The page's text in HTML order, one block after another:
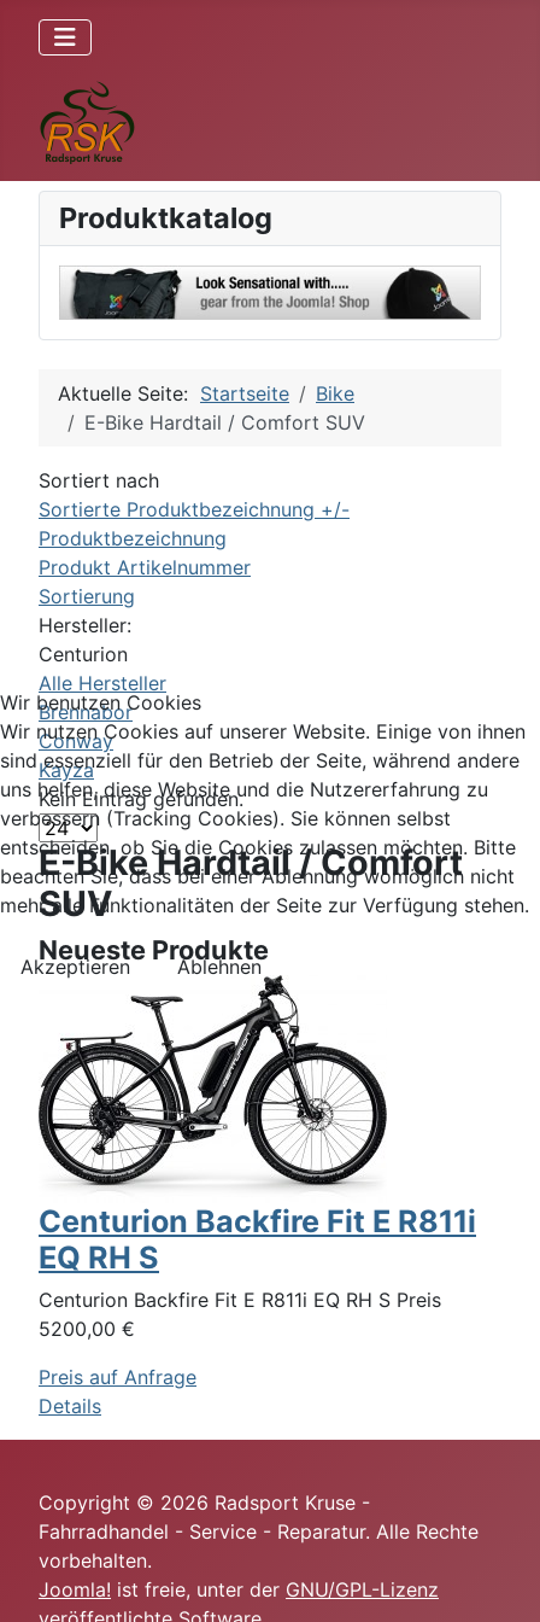
Produktkatalog
Aktuelle Seite: Startseite
Bike
E-Bike Hardtail / Comfort SUV
Sortiert nach
Sortierte Produktbezeichnung +/-
Produktbezeichnung
Produkt Artikelnummer
Sortierung
Hersteller:
Centurion
Alle Hersteller
Brennabor
Conway
Kayza
Kein Eintrag gefunden.
E-Bike Hardtail / Comfort
SUV
Neueste Produkte
Centurion Backfire Fit E R811i
EQ RH S
Centurion Backfire Fit E R811i EQ RH S Preis
5200,00 €
Preis auf Anfrage
Details
Copyright © 2026 Radsport Kruse -
Fahrradhandel - Service - Reparatur. Alle Rechte
vorbehalten.
Joomla! ist freie, unter der GNU/GPL-Lizenz
Wir benutzen Cookies
Wir nutzen Cookies auf unserer Website. Einige von ihnen
sind essenziell für den Betrieb der Seite, während andere
uns helfen, diese Website und die Nutzererfahrung zu
verbessern (Tracking Cookies). Sie können selbst
entscheiden, ob Sie die Cookies zulassen möchten. Bitte
beachten Sie, dass bei einer Ablehnung womöglich nicht
mehr alle Funktionalitäten der Seite zur Verfügung stehen.
Akzeptieren Ablehnen